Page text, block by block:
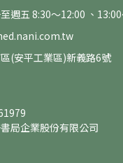
週五 8:30～12:00 、
(安平工業區)新義路6號
局企業股份有限公司